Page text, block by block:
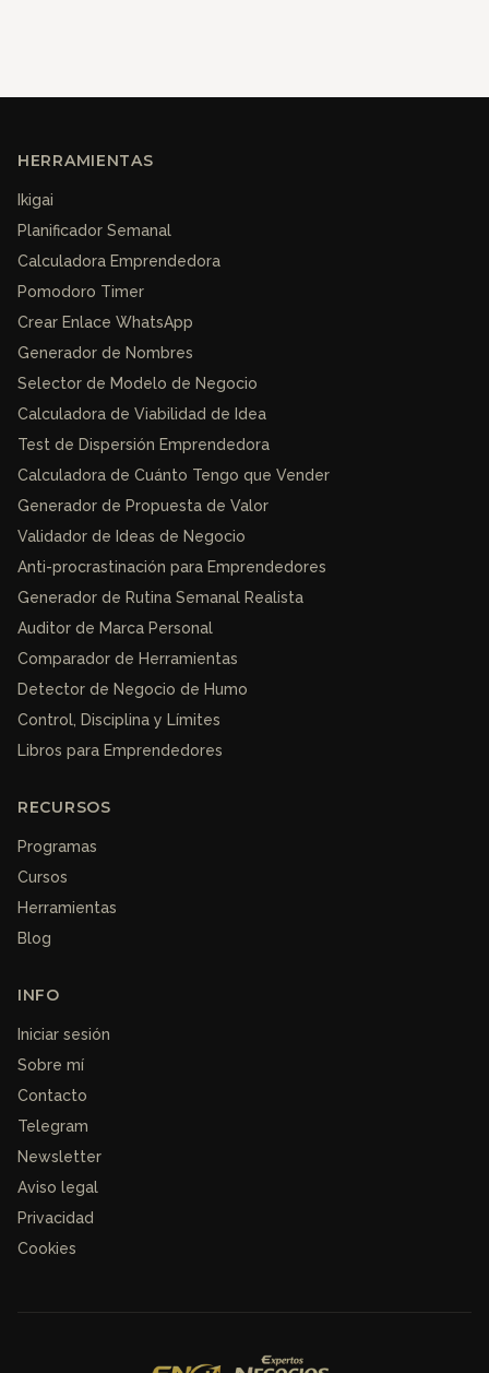
HERRAMIENTAS
Ikigai
Planificador Semanal
Calculadora Emprendedora
Pomodoro Timer
Crear Enlace WhatsApp
Generador de Nombres
Selector de Modelo de Negocio
Calculadora de Viabilidad de Idea
Test de Dispersión Emprendedora
Calculadora de Cuánto Tengo que Vender
Generador de Propuesta de Valor
Validador de Ideas de Negocio
Anti-procrastinación para Emprendedores
Generador de Rutina Semanal Realista
Auditor de Marca Personal
Comparador de Herramientas
Detector de Negocio de Humo
Control, Disciplina y Límites
Libros para Emprendedores
RECURSOS
Programas
Cursos
Herramientas
Blog
INFO
Iniciar sesión
Sobre mí
Contacto
Telegram
Newsletter
Aviso legal
Privacidad
Cookies